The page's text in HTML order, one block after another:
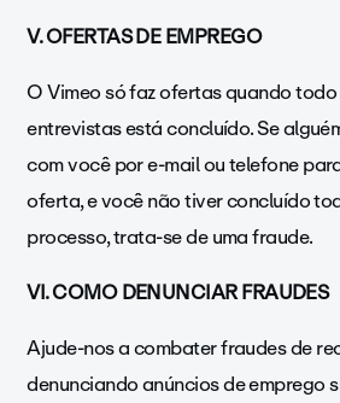
V. OFERTAS DE EMPREGO
O Vimeo só faz ofertas quando
entrevistas está concluído. Se
com você por e-mail ou telefone
oferta, e você não tiver concluído
processo, trata-se de uma fraude.
VI. COMO DENUNCIAR FRAUDES
Ajude-nos a combater fraudes de
denunciando anúncios de emprego